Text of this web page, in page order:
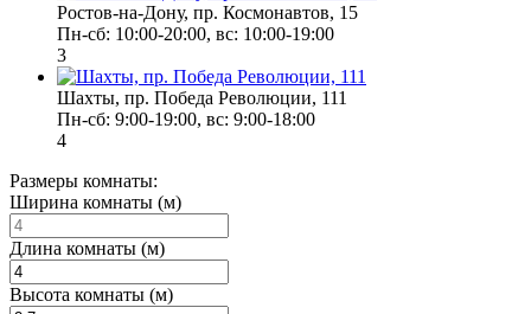
Ростов-на-Дону, пр. Космонавтов, 15
Пн-сб: 10:00-20:00, вс: 10:00-19:00
3
Шахты, пр. Победа Революции, 111
Пн-сб: 9:00-19:00, вс: 9:00-18:00
4
Размеры комнаты:
Ширина комнаты (м)
Длина комнаты (м)
Высота комнаты (м)